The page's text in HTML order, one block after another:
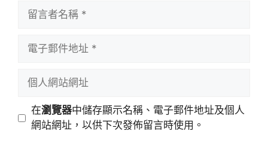
址
站
在瀏覽器中儲存顯示名稱、電子郵件地址及個人
網站網址，以供下次發佈留言時使用。